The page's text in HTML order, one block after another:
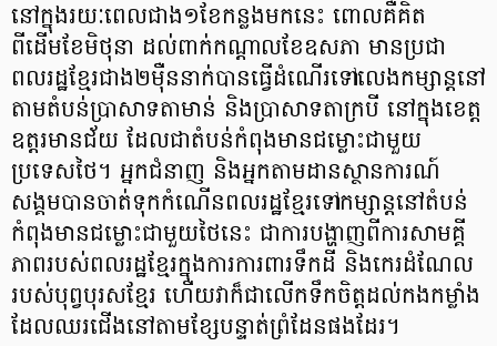
នៅក្នុងរយៈពេលជាង១ខែកន្លងមកនេះ ពោលគឺគិត
ពីដើមខែមិថុនា ដល់ពាក់កណ្តាលខែឧសភា មានប្រជា
ពលរដ្ឋខ្មែរជាង២ម៉ឺននាក់បានធ្វើដំណើរទៅលេងកម្សាន្តនៅ
តាមតំបន់ប្រាសាទតាមាន់ និងប្រាសាទតាក្របី នៅក្នុងខេត្ត
ឧត្តរមានជ័យ ដែលជាតំបន់កំពុងមានជម្លោះជាមួយ
ប្រទេសថៃ។ អ្នកជំនាញ និងអ្នកតាមដានស្ថានការណ៍
សង្គមបានចាត់ទុកកំណើនពលរដ្ឋខ្មែរទៅកម្សាន្តនៅតំបន់
កំពុងមានជម្លោះជាមួយថៃនេះ ជាការបង្ហាញពីការសាមគ្គី
ភាពរបស់ពលរដ្ឋខ្មែរក្នុងការការពារទឹកដី និងកេរដំណែល
របស់បុព្វបុរសខ្មែរ ហើយវាក៏ជាលើកទឹកចិត្តដល់កងកម្លាំង
ដែលឈរជើងនៅតាមខ្សែបន្ទាត់ព្រំដែនផងដែរ។